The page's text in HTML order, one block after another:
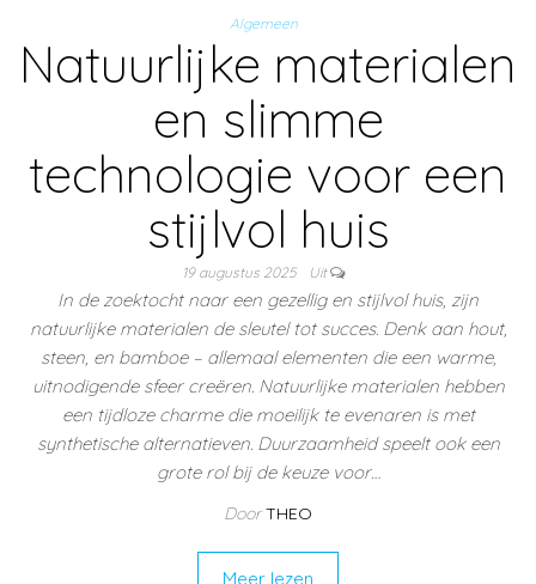
Algemeen
Natuurlijke materialen
en slimme
technologie voor een
stijlvol huis
19 augustus 2025 Uit
In de zoektocht naar een gezellig en stijlvol huis, zijn
natuurlijke materialen de sleutel tot succes. Denk aan hout,
steen, en bamboe – allemaal elementen die een warme,
uitnodigende sfeer creëren. Natuurlijke materialen hebben
een tijdloze charme die moeilijk te evenaren is met
synthetische alternatieven. Duurzaamheid speelt ook een
grote rol bij de keuze voor…
Door THEO
Meer lezen